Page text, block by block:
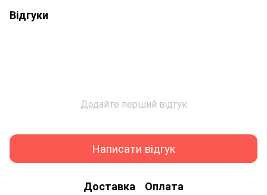
Відгуки
Додайте перший відгук
Написати відгук
Доставка Оплата